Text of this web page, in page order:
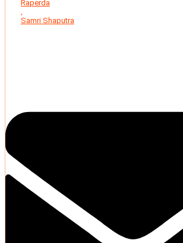
Raperda
,
Samri Shaputra